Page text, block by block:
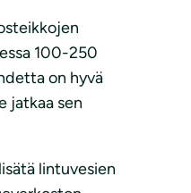
100-250
on hyvä
jatkaa sen
lintuvesien